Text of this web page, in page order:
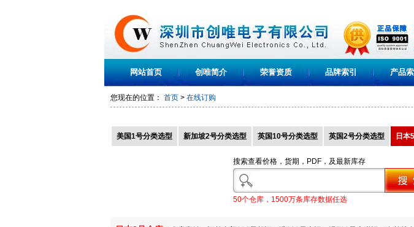
网站首页 创唯简介 荣誉资质 品牌索引 产品
您现在的位置： 首页 > 在线订购
美国1号分类选型 新加坡2号分类选型 英国10号分类选型 英国2号分类选型 日本
搜索查看价格，货期，PDF，及最新库存
50个仓库，1500万条库存数据任选